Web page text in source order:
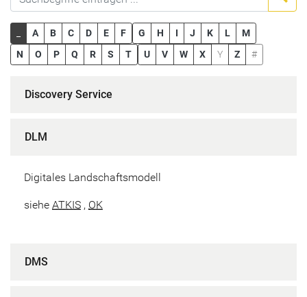
A B C D E F G H I J K L
M
N
O P Q R S T U V W X Y Z #
Discovery Service
DLM
Digitales Landschaftsmodell
siehe ATKIS , OK
DMS